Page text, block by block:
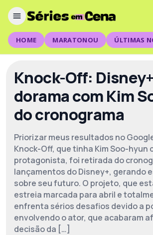
HOME MARATONOU ÚLTIMAS
Knock-Off:
dorama com Kim
do cronograma
Priorizar meus resultados no
Knock-Off, que tinha Kim Soo-hyun
protagonista, foi retirada do
lançamentos do Disney+, gerando
sobre seu futuro. O projeto, que
estreia marcada para abril e
enfrenta sérios desafios devido a
envolvendo o ator, que acabaram
decisão da […]